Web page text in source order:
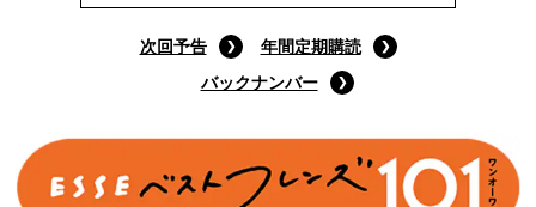
次回予告
年間定期購読
バックナンバー